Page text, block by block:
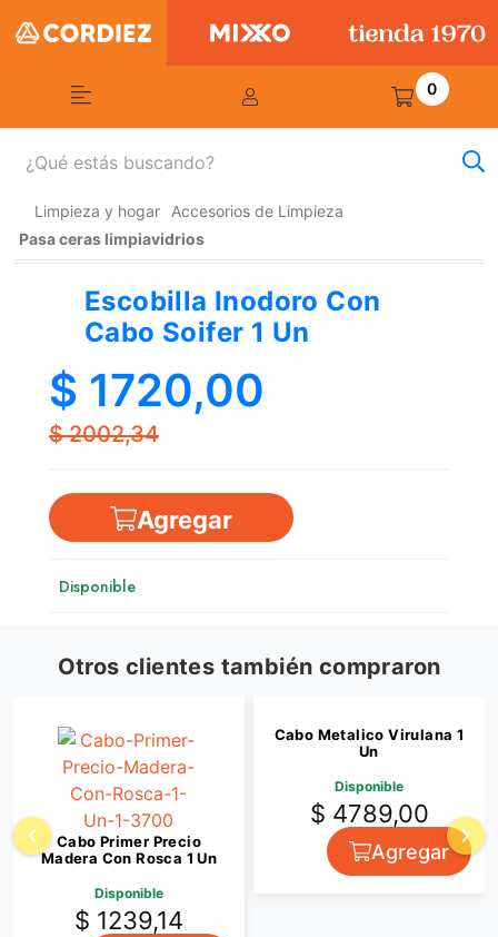
0
Limpieza y hogar
Accesorios de Limpieza
Pasa ceras limpiavidrios
Escobilla Inodoro Con
Cabo Soifer 1 Un
$ 1720,00
$ 2002,34
Agregar
Disponible
Otros clientes también compraron
Cabo Primer Precio
Madera Con Rosca 1 Un
Disponible
$ 1239,14
Cabo Metalico Virulana 1
Un
Disponible
$ 4789,00
Agregar